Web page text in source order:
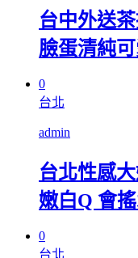
台中外送
臉蛋清純
0
台北
admin
台北性感
嫩白Q 會
0
台北